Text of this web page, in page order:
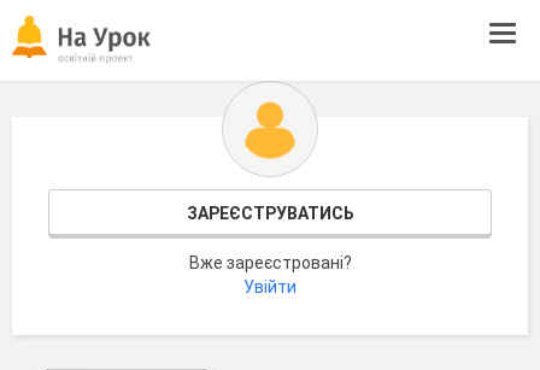
ЗАРЕЄСТРУВАТИСЬ
Вже зареєстровані?
Увійти